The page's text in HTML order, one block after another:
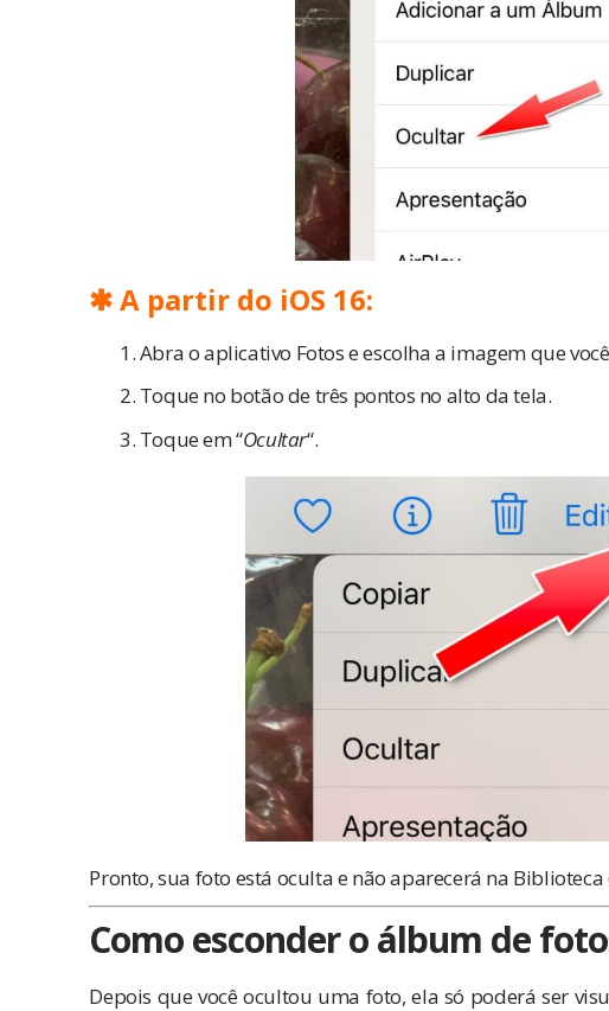
✱ A partir do iOS 16:
Abra o aplicativo Fotos e escolha a imagem que
Toque no botão de três pontos no alto da tela.
Toque em “Ocultar“.
Pronto, sua foto está oculta e não aparecerá na Biblioteca
Como esconder o álbum de
Depois que você ocultou uma foto, ela só poderá ser